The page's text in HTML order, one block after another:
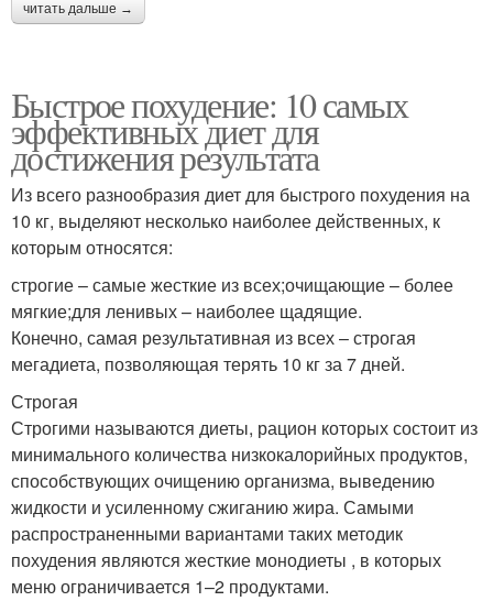
читать дальше →
Быстрое похудение: 10 самых
эффективных диет для
достижения результата
Из всего разнообразия диет для быстрого похудения на
10 кг, выделяют несколько наиболее действенных, к
которым относятся:
строгие – самые жесткие из всех;очищающие – более
мягкие;для ленивых – наиболее щадящие.
Конечно, самая результативная из всех – строгая
мегадиета, позволяющая терять 10 кг за 7 дней.
Строгая
Строгими называются диеты, рацион которых состоит из
минимального количества низкокалорийных продуктов,
способствующих очищению организма, выведению
жидкости и усиленному сжиганию жира. Самыми
распространенными вариантами таких методик
похудения являются жесткие монодиеты , в которых
меню ограничивается 1–2 продуктами.